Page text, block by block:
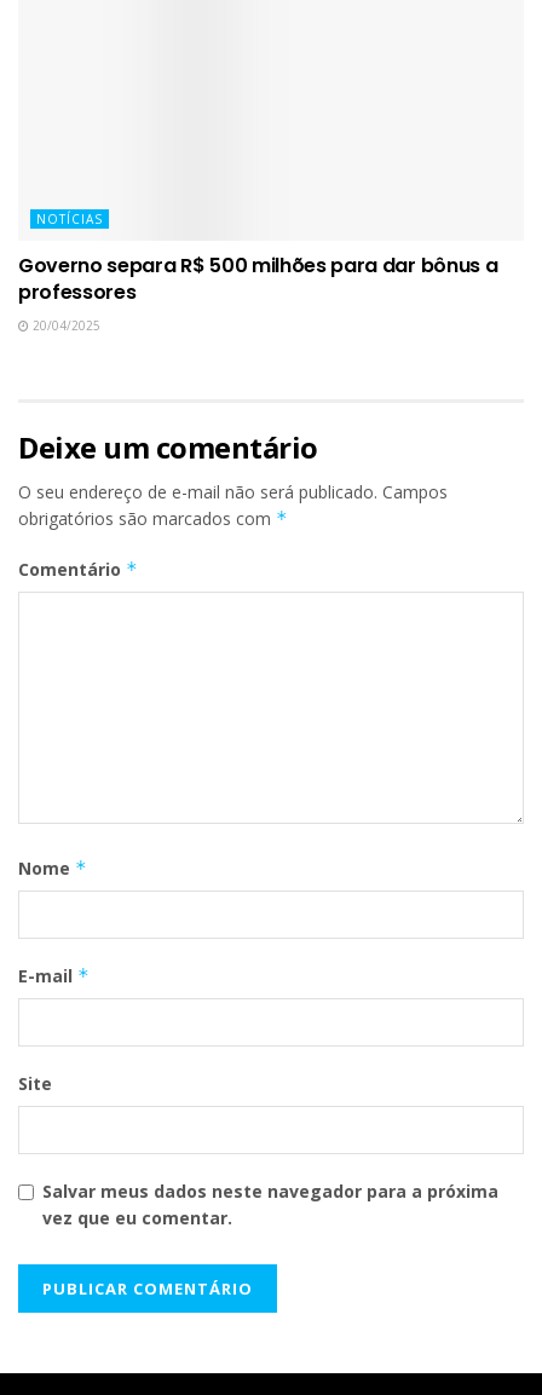
NOTÍCIAS
Governo separa R$ 500 milhões para dar bônus a
professores
20/04/2025
Deixe um comentário
O seu endereço de e-mail não será publicado. Campos
obrigatórios são marcados com *
Comentário *
Nome *
E-mail *
Site
Salvar meus dados neste navegador para a próxima
vez que eu comentar.